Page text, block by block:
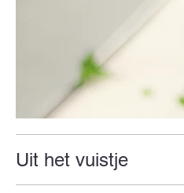
Uit het vuistje